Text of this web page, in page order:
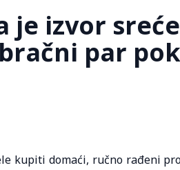
je izvor
par
kupiti domaći, ručno rađeni